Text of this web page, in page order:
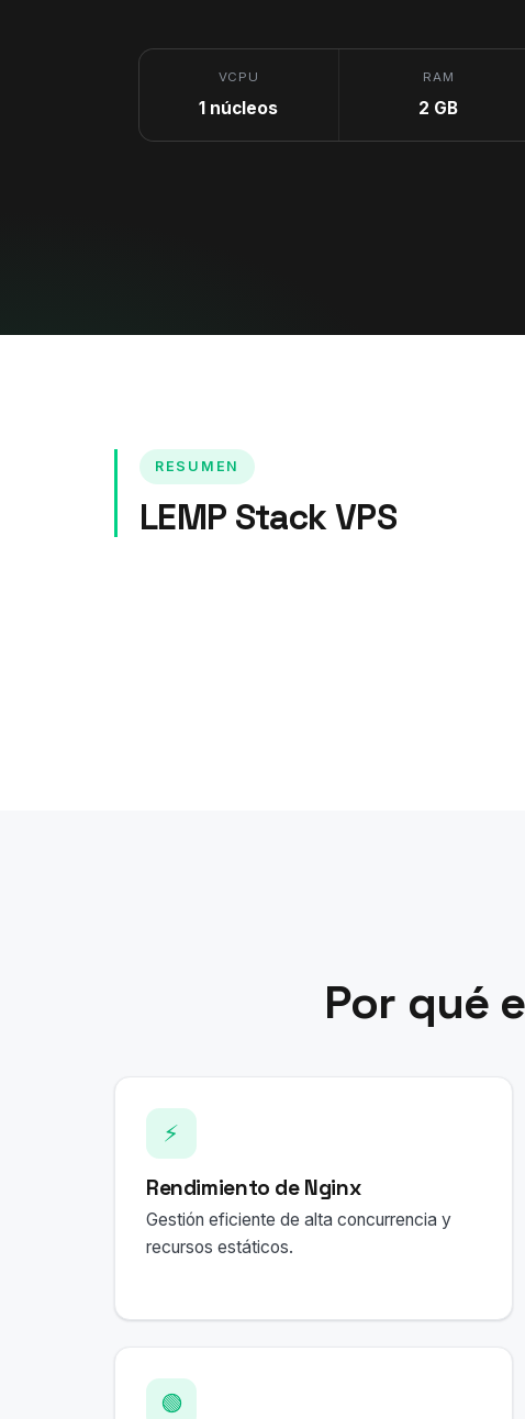
VCPU
1 núcleos
RAM
2 GB
RESUMEN
LEMP Stack VPS
Por qué
⚡
Rendimiento de Nginx
Gestión eficiente de alta concurrencia y
recursos estáticos.
🟢